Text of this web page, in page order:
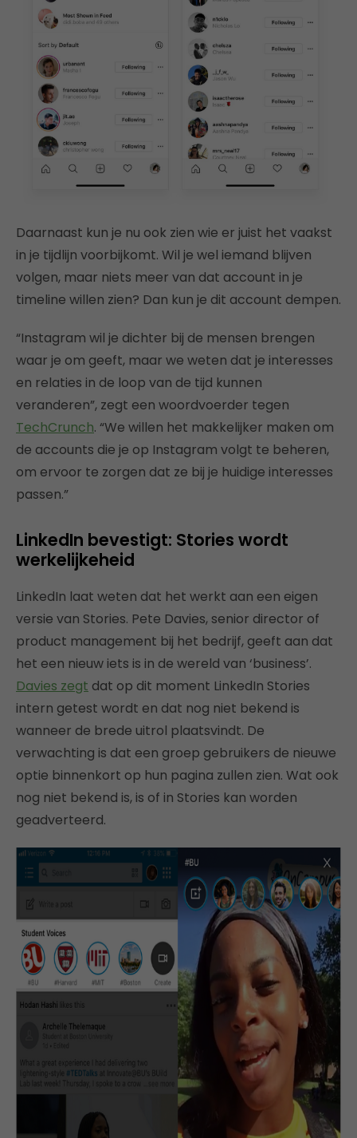
Daarnaast kun je nu ook zien wie er juist het vaakst
in je tijdlijn voorbijkomt. Wil je wel iemand blijven
volgen, maar niets meer van dat account in je
timeline willen zien? Dan kun je dit account dempen.
“Instagram wil je dichter bij de mensen brengen
waar je om geeft, maar we weten dat je interesses
en relaties in de loop van de tijd kunnen
veranderen”, zegt een woordvoerder tegen
TechCrunch. “We willen het makkelijker maken om
de accounts die je op Instagram volgt te beheren,
om ervoor te zorgen dat ze bij je huidige interesses
passen.”
LinkedIn bevestigt: Stories wordt
werkelijkeheid
LinkedIn laat weten dat het werkt aan een eigen
versie van Stories. Pete Davies, senior director of
product management bij het bedrijf, geeft aan dat
het een nieuw iets is in de wereld van ‘business’.
Davies zegt dat op dit moment LinkedIn Stories
intern getest wordt en dat nog niet bekend is
wanneer de brede uitrol plaatsvindt. De
verwachting is dat een groep gebruikers de nieuwe
optie binnenkort op hun pagina zullen zien. Wat ook
nog niet bekend is, is of in Stories kan worden
geadverteerd.